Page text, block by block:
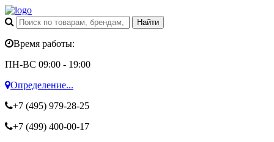
Время работы:
ПН-ВС 09:00 - 19:00
Определение...
+7 (495) 979-28-25
+7 (499) 400-00-17